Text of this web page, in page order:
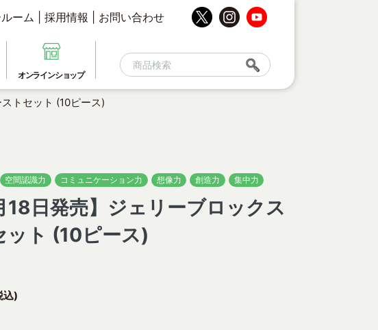
ーム 採用情報 お問い合わせ
オンラインショップ
トセット (10ピース)
空間認識力 コミュニケーション力 想像力 創造力 集中力
18日発売】ジェリーブロックス
ット (10ピース)
込)